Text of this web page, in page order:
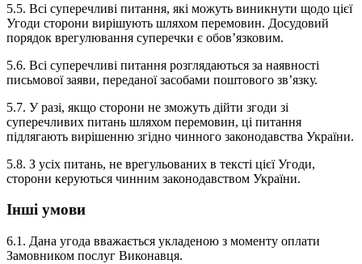
5.5. Всі суперечливі питання, які можуть виникнути щодо цієї
Угоди сторони вирішують шляхом перемовин. Досудовий
порядок врегулювання суперечки є обов’язковим.
5.6. Всі суперечливі питання розглядаються за наявності
письмової заяви, переданої засобами поштового зв’язку.
5.7. У разі, якщо сторони не зможуть дійти згоди зі
суперечливих питань шляхом перемовин, ці питання
підлягають вирішенню згідно чинного законодавства України.
5.8. З усіх питань, не врегульованих в тексті цієї Угоди,
сторони керуються чинним законодавством України.
Інші умови
6.1. Дана угода вважається укладеною з моменту оплати
Замовником послуг Виконавця.